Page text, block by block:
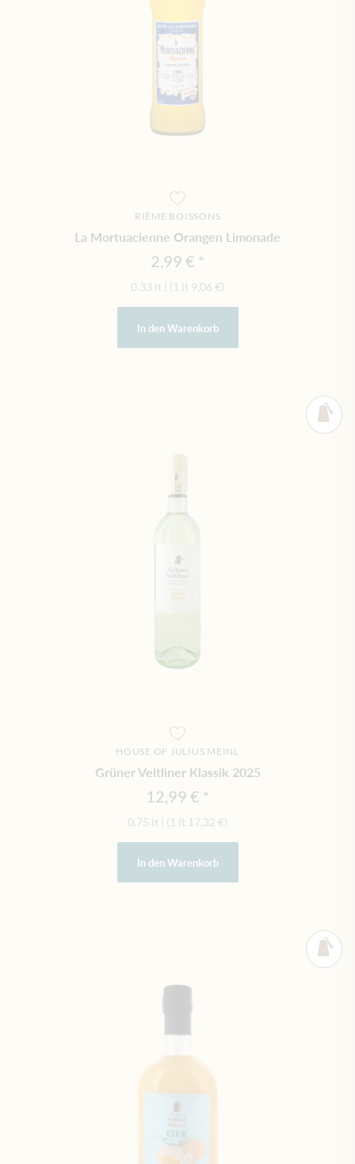
RIÈME BOISSONS
La Mortuacienne Orangen Limonade
2,99 €
0.33 lt (1 lt 9,06 €)
In den Warenkorb
HOUSE OF JULIUS MEINL
Grüner Veltliner Klassik 2025
12,99 €
0.75 lt (1 lt 17,32 €)
In den Warenkorb